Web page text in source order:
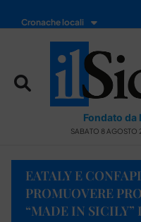
Cronache locali
Fondato
SABATO 8 AGOSTO
EATALY E
PROMUOVERE
“MADE IN SICILY”